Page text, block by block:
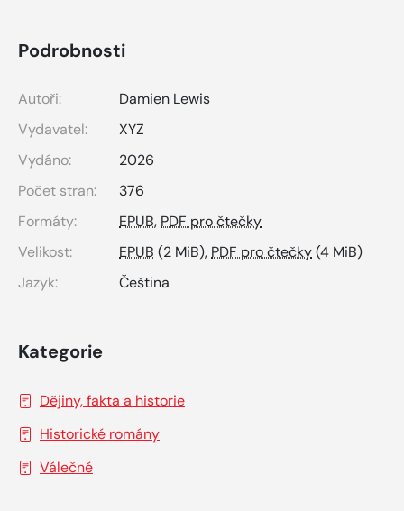
Podrobnosti
Autoři:
Damien Lewis
Vydavatel:
XYZ
Vydáno:
2026
Počet stran:
376
Formáty:
EPUB, PDF pro čtečky
Velikost:
EPUB (2 MiB), PDF pro čtečky(4 MiB)
Jazyk:
Čeština
Kategorie
Dějiny, fakta a historie
Historické romány
Válečné